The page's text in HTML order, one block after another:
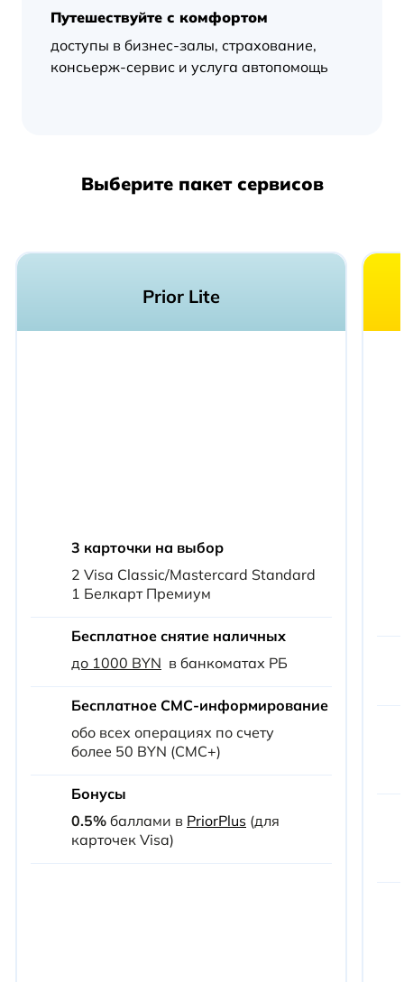
Путешествуйте с комфортом
доступы в бизнес-залы, страхование,
консьерж-сервис и услуга автопомощь
Выберите пакет сервисов
Prior Lite
3 карточки на выбор
2 Visa Classic/Mastercard Standard
1 Белкарт Премиум
Бесплатное снятие наличных
до 1000 BYN в банкоматах РБ
Бесплатное СМС-информирование
обо всех операциях по счету
более 50 BYN (СМС+)
Бонусы
0.5% баллами в PriorPlus (для
карточек Visa)